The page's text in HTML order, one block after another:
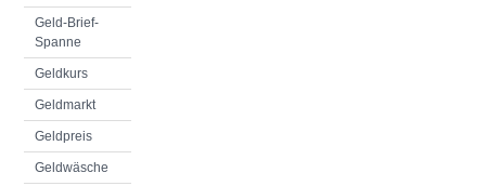
Geld-Brief-
Spanne
Geldkurs
Geldmarkt
Geldpreis
Geldwäsche